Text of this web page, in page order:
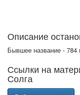
Описание
Бывшее название - 784
Ссылки на
Солга